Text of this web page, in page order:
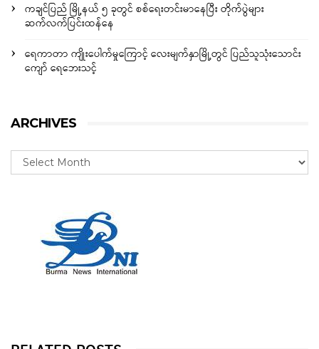
ကချင်ပြည် မြို့နယ် ၅ ခုတွင် စစ်ရေးတင်းမာနေပြီး တိုက်ပွဲများ
ဆက်လက်ပြင်းထန်နေ
ရေကာတာ ကျိုးပေါက်မှုကြောင့် လေးမျက်နှာမြို့တွင် ပြည်သူသုံးသောင်း
ကျော် ရေဘေးသင့်
ARCHIVES